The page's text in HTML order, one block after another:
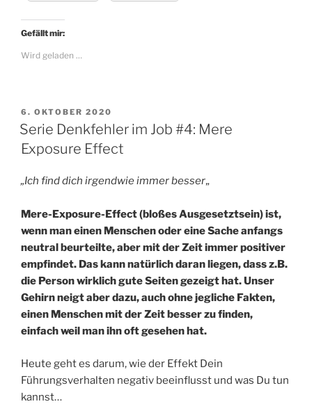
Forgetting
Gefällt mir:
Wird geladen …
VERÖFFENTLICHT
AM
6. OKTOBER 2020
Serie Denkfehler im Job #4: Mere
Exposure Effect
„Ich find dich irgendwie immer besser„
Mere-Exposure-Effect (bloßes Ausgesetztsein) ist,
wenn man einen Menschen oder eine Sache anfangs
neutral beurteilte, aber mit der Zeit immer positiver
empfindet. Das kann natürlich daran liegen, dass z.B.
die Person wirklich gute Seiten gezeigt hat. Unser
Gehirn neigt aber dazu, auch ohne jegliche Fakten,
einen Menschen mit der Zeit besser zu finden,
einfach weil man ihn oft gesehen hat.
Heute geht es darum, wie der Effekt Dein
Führungsverhalten negativ beeinflusst und was Du tun
kannst…